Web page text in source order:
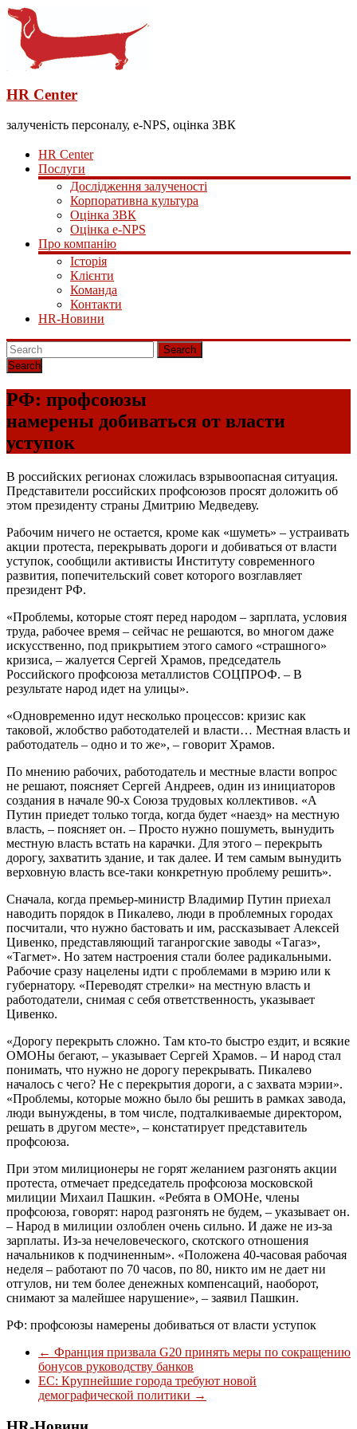
HR Center
залученість персоналу, e-NPS, оцінка ЗВК
HR Center
Послуги
Дослідження залученості
Корпоративна культура
Оцінка ЗВК
Оцінка e-NPS
Про компанію
Історія
Клієнти
Команда
Контакти
HR-Новини
Search
РФ: профсоюзы
намерены добиваться от власти
уступок
В российских регионах сложилась взрывоопасная ситуация.
Представители российских профсоюзов просят доложить об
этом президенту страны Дмитрию Медведеву.
Рабочим ничего не остается, кроме как «шуметь» – устраивать
акции протеста, перекрывать дороги и добиваться от власти
уступок, сообщили активисты Институту современного
развития, попечительский совет которого возглавляет
президент РФ.
«Проблемы, которые стоят перед народом – зарплата, условия
труда, рабочее время – сейчас не решаются, во многом даже
искусственно, под прикрытием этого самого «страшного»
кризиса, – жалуется Сергей Храмов, председатель
Российского профсоюза металлистов СОЦПРОФ. – В
результате народ идет на улицы».
«Одновременно идут несколько процессов: кризис как
таковой, жлобство работодателей и власти… Местная власть и
работодатель – одно и то же», – говорит Храмов.
По мнению рабочих, работодатель и местные власти вопрос
не решают, поясняет Сергей Андреев, один из инициаторов
создания в начале 90-х Союза трудовых коллективов. «А
Путин приедет только тогда, когда будет «наезд» на местную
власть, – поясняет он. – Просто нужно пошуметь, вынудить
местную власть встать на карачки. Для этого – перекрыть
дорогу, захватить здание, и так далее. И тем самым вынудить
верховную власть все-таки конкретную проблему решить».
Сначала, когда премьер-министр Владимир Путин приехал
наводить порядок в Пикалево, люди в проблемных городах
посчитали, что нужно бастовать и им, рассказывает Алексей
Цивенко, представляющий таганрогские заводы «Тагаз»,
«Тагмет». Но затем настроения стали более радикальными.
Рабочие сразу нацелены идти с проблемами в мэрию или к
губернатору. «Переводят стрелки» на местную власть и
работодатели, снимая с себя ответственность, указывает
Цивенко.
«Дорогу перекрыть сложно. Там кто-то быстро ездит, и всякие
ОМОНы бегают, – указывает Сергей Храмов. – И народ стал
понимать, что нужно не дорогу перекрывать. Пикалево
началось с чего? Не с перекрытия дороги, а с захвата мэрии».
«Проблемы, которые можно было бы решить в рамках завода,
люди вынуждены, в том числе, подталкиваемые директором,
решать в другом месте», – констатирует представитель
профсоюза.
При этом милиционеры не горят желанием разгонять акции
протеста, отмечает председатель профсоюза московской
милиции Михаил Пашкин. «Ребята в ОМОНе, члены
профсоюза, говорят: народ разгонять не будем, – указывает он.
– Народ в милиции озлоблен очень сильно. И даже не из-за
зарплаты. Из-за нечеловеческого, скотского отношения
начальников к подчиненным». «Положена 40-часовая рабочая
неделя – работают по 70 часов, по 80, никто им не дает ни
отгулов, ни тем более денежных компенсаций, наоборот,
снимают за малейшее нарушение», – заявил Пашкин.
РФ: профсоюзы намерены добиваться от власти уступок
← Франция призвала G20 принять меры по сокращению
бонусов руководству банков
ЕС: Крупнейшие города требуют новой
демографической политики →